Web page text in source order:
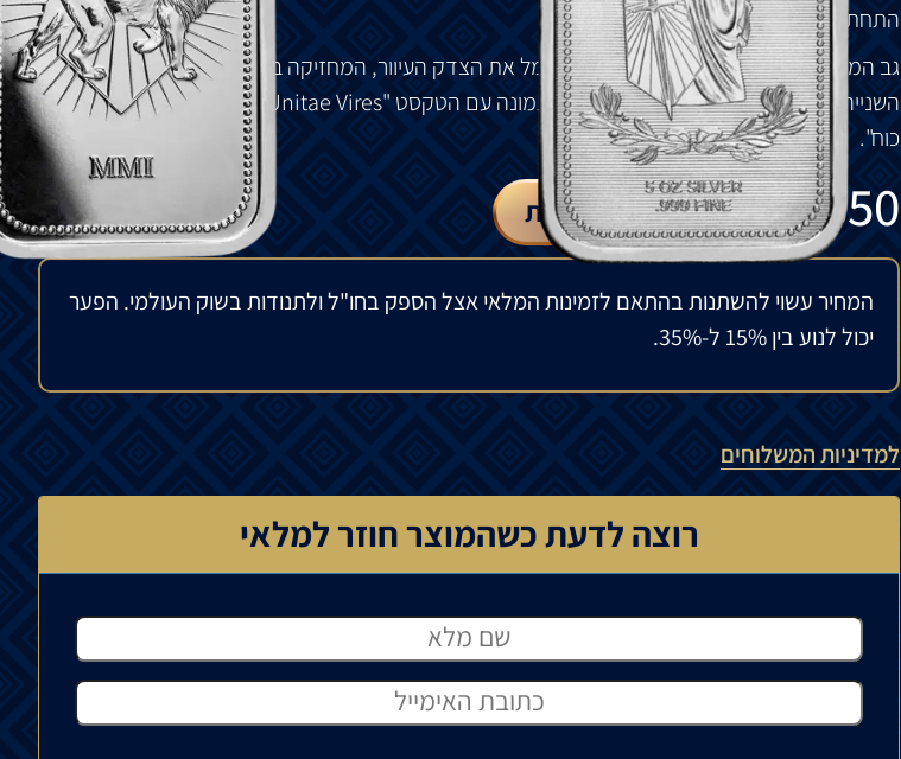
התחתון מופיע "MMI".
גב המטבעמציגאישהעם כיסויעינייםהמסמלאתהצדק העיוור, המחזיקהבידה מגןוחרבובידה
השנייה מחזיקה ענף.זרדפנהמקיףאת התמונהעם הטקסט "Ex Unitae Vires" – " מתוך אחדות בא
כוח".
2,350
₪ להזמנה מיוחדת
המחיר עשוי להשתנות בהתאם לזמינות המלאי אצל הספק בחו"ל ולתנודות בשוק העולמי. הפער
יכול לנוע בין 15% ל-35%.
למדיניות המשלוחים
רוצה לדעת כשהמוצר חוזר למלאי